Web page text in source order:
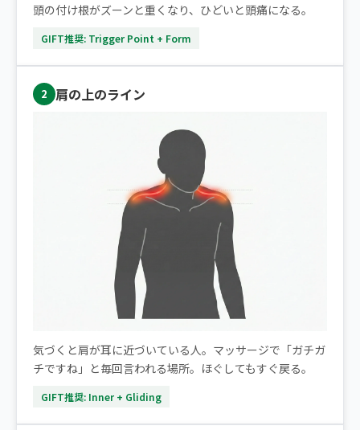
頭の付け根がズーンと重くなり、ひどいと頭痛になる。
GIFT推奨: Trigger Point + Form
2 肩の上のライン
気づくと肩が耳に近づいている人。マッサージで「ガチガ
チですね」と毎回言われる場所。ほぐしてもすぐ戻る。
GIFT推奨: Inner + Gliding